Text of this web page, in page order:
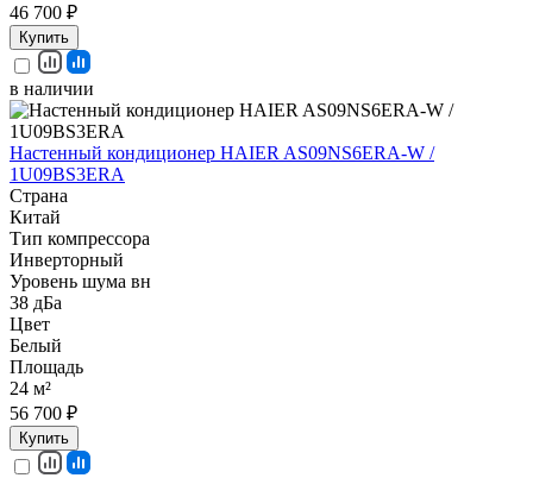
46 700 ₽
Купить
в наличии
Настенный кондиционер HAIER AS09NS6ERA-W /
1U09BS3ERA
Страна
Китай
Тип компрессора
Инверторный
Уровень шума вн
38 дБа
Цвет
Белый
Площадь
24 м²
56 700 ₽
Купить